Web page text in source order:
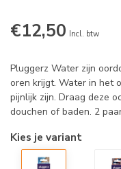
€12,50 Incl. btw
Pluggerz Water zijn
oren krijgt. Water in het
pijnlijk zijn. Draag deze
douchen of baden. 2
Kies je variant